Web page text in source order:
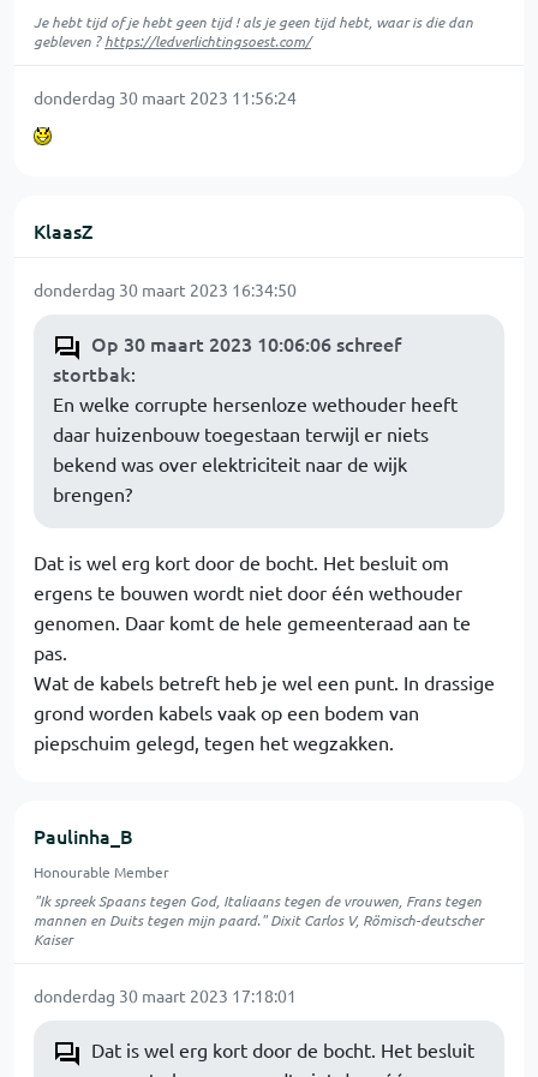
Je hebt tijd of je hebt geen tijd ! als je geen tijd hebt, waar is die dan
gebleven ?https://ledverlichtingsoest.com/
donderdag 30 maart 2023 11:56:24
KlaasZ
donderdag 30 maart 2023 16:34:50
Op 30 maart 2023 10:06:06 schreef
stortbak:
En welke corrupte hersenloze wethouder heeft
daar huizenbouw toegestaan terwijl er niets
bekend was over elektriciteit naar de wijk
brengen?
Dat is wel erg kort door de bocht. Het besluit om
ergens te bouwen wordt niet door één wethouder
genomen. Daar komt de hele gemeenteraad aan te
pas.
Wat de kabels betreft heb je wel een punt. In drassige
grond worden kabels vaak op een bodem van
piepschuim gelegd, tegen het wegzakken.
Paulinha_B
Honourable Member
"Ik spreek Spaans tegen God, Italiaans tegen de vrouwen, Frans tegen
mannen en Duits tegen mijn paard." Dixit Carlos V, Römisch-deutscher
Kaiser
donderdag 30 maart 2023 17:18:01
Dat is wel erg kort door de bocht. Het besluit